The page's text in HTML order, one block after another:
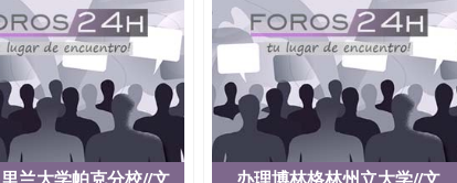
）圣何塞州立大学（San Jose State University）
）圣何塞州立大学文凭（San Jose State University）文凭
）圣何塞州立大学学历（ San Jose State University）圣何
何塞州立大学学历（San Jose State University）圣 塞州立
立大学（San Jose State University）圣何塞州立大学
San Jose State University）圣何塞州立大学（San Jose
Jose State University）圣何塞州立大学学位证（San Jose
Jose State University）圣何塞州立大学（San Jose State
）圣何塞州立大学（San Jose State University）圣
兰大学帕克分校//文
办理博林格林州立大学//文